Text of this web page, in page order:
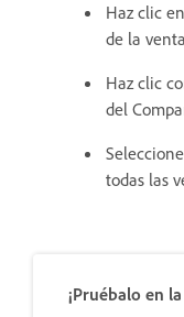
Haz clic
de la
Haz clic
del
todas las
¡Pruébalo en